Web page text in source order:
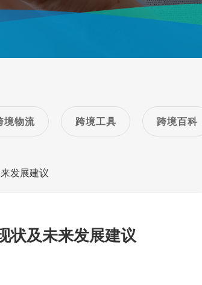
境物流 跨境工具 跨境百科
发展建议
状及未来发展建议